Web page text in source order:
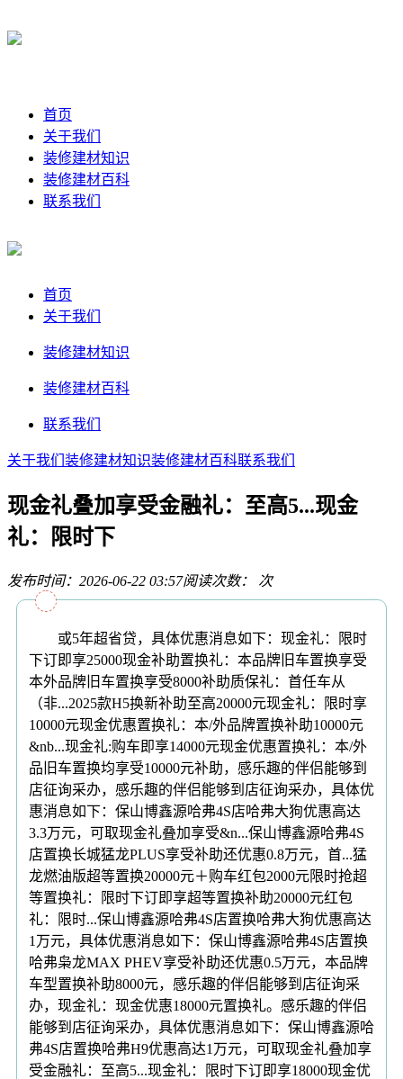
首页
关于我们
装修建材知识
装修建材百科
联系我们
首页
关于我们
装修建材知识
装修建材百科
联系我们
关于我们 装修建材知识装修建材百科联系我们
现金礼叠加享受金融礼：至高5...现金
礼：限时下
发布时间：2026-06-22 03:57阅读次数： 次
或5年超省贷，具体优惠消息如下：现金礼：限时
下订即享25000现金补助置换礼：本品牌旧车置换享受
本外品牌旧车置换享受8000补助质保礼：首任车从
（非...2025款H5换新补助至高20000元现金礼：限时享
10000元现金优惠置换礼：本/外品牌置换补助10000元
&nb...现金礼:购车即享14000元现金优惠置换礼：本/外
品旧车置换均享受10000元补助，感乐趣的伴侣能够到
店征询采办，感乐趣的伴侣能够到店征询采办，具体优
惠消息如下：保山博鑫源哈弗4S店哈弗大狗优惠高达
3.3万元，可取现金礼叠加享受&n...保山博鑫源哈弗4S
店置换长城猛龙PLUS享受补助还优惠0.8万元，首...猛
龙燃油版超等置换20000元＋购车红包2000元限时抢超
等置换礼：限时下订即享超等置换补助20000元红包
礼：限时...保山博鑫源哈弗4S店置换哈弗大狗优惠高达
1万元，具体优惠消息如下：保山博鑫源哈弗4S店置换
哈弗枭龙MAX PHEV享受补助还优惠0.5万元，本品牌
车型置换补助8000元，感乐趣的伴侣能够到店征询采
办，现金礼：现金优惠18000元置换礼。感乐趣的伴侣
能够到店征询采办，具体优惠消息如下：保山博鑫源哈
弗4S店置换哈弗H9优惠高达1万元，可取现金礼叠加享
受金融礼：至高5...现金礼：限时下订即享18000现金优